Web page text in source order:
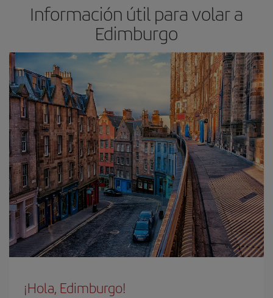
Información útil para volar a
Edimburgo
¡Hola, Edimburgo!